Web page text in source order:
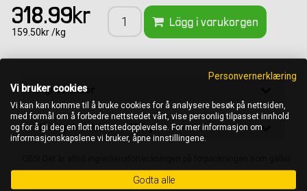
318.99kr
159.50kr /kg
Lägg i varukorgen
Ingredienser
Näringsinnehåll per 100 g
Personvernerklæring
Vi bruker cookies
Vi kan kan komme til å bruke cookies for å analysere besøk på nettsiden,
med formål om å forbedre nettstedet vårt, vise personlig tilpasset innhold
og for å gi deg en flott nettstedopplevelse. For mer informasjon om
informasjonskapslene vi bruker, åpne innstillingene.
Godta alle